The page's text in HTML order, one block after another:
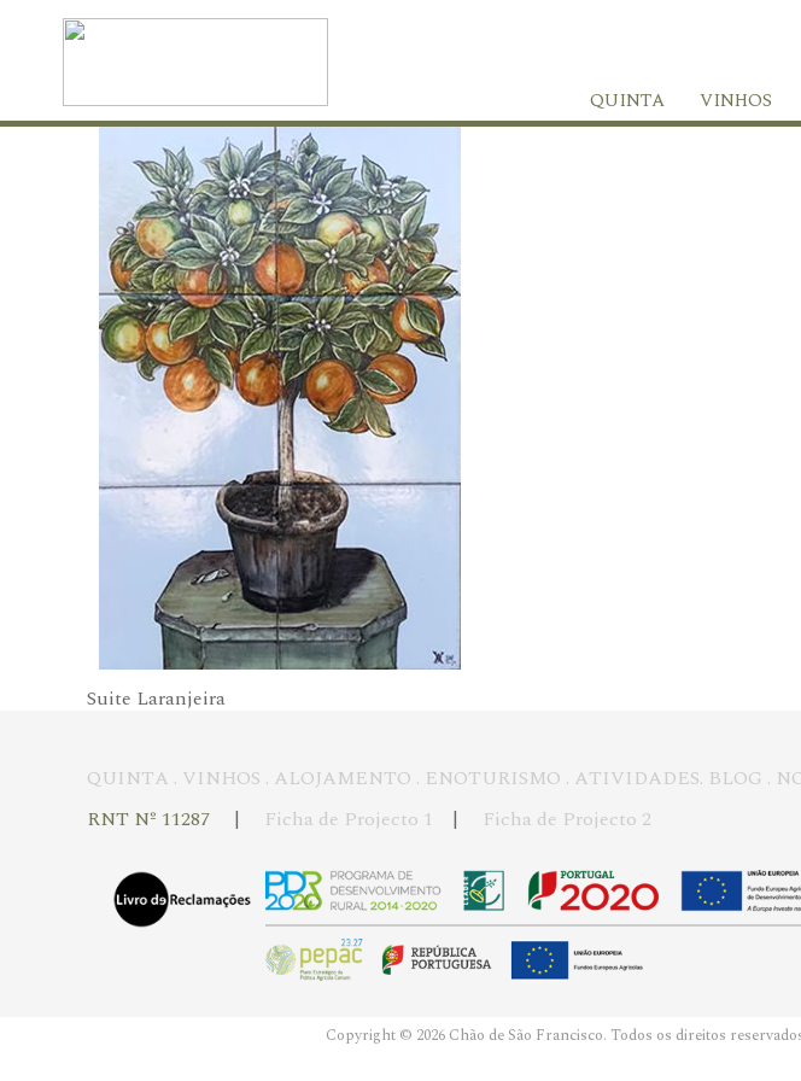
QUINTA VINHOS
Suite Laranjeira
QUINTA . VINHOS . ALOJAMENTO . ENOTURISMO . ATIVIDADES. BLOG .
RNT Nº 11287 | Ficha de Projecto 1 | Ficha de Projecto 2
Copyright © 2026 Chão de São Francisco. Todos os direitos